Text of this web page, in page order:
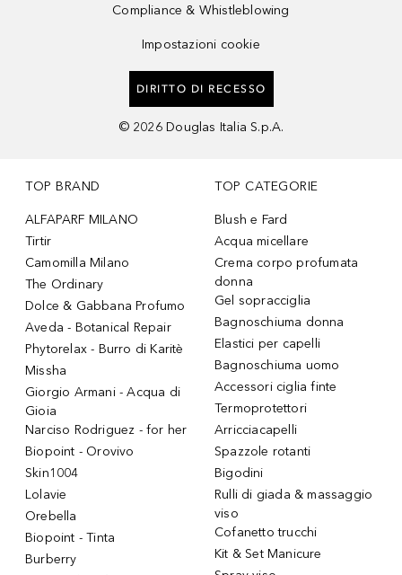
Compliance & Whistleblowing
Impostazioni cookie
DIRITTO DI RECESSO
© 2026 Douglas Italia S.p.A.
TOP BRAND
ALFAPARF MILANO
Tirtir
Camomilla Milano
The Ordinary
Dolce & Gabbana Profumo
Aveda - Botanical Repair
Phytorelax - Burro di Karitè
Missha
Giorgio Armani - Acqua di
Gioia
Narciso Rodriguez - for her
Biopoint - Orovivo
Skin1004
Lolavie
Orebella
Biopoint - Tinta
Burberry
TOP CATEGORIE
Blush e Fard
Acqua micellare
Crema corpo profumata
donna
Gel sopracciglia
Bagnoschiuma donna
Elastici per capelli
Bagnoschiuma uomo
Accessori ciglia finte
Termoprotettori
Arricciacapelli
Spazzole rotanti
Bigodini
Rulli di giada & massaggio
viso
Cofanetto trucchi
Kit & Set Manicure